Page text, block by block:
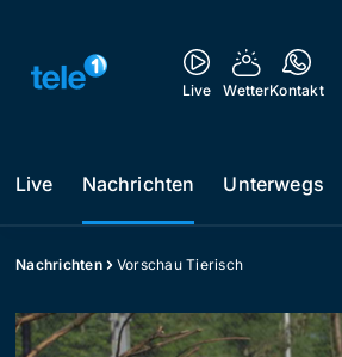
Live WetterKontakt
Live Nachrichten Unterwegs
Nachrichten Vorschau Tierisch